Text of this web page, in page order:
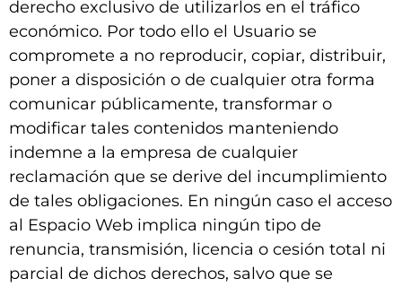
derecho exclusivo de utilizarlos en el tráfico
económico. Por todo ello el Usuario se
compromete a no reproducir, copiar, distribuir,
poner a disposición o de cualquier otra forma
comunicar públicamente, transformar o
modificar tales contenidos manteniendo
indemne a la empresa de cualquier
reclamación que se derive del incumplimiento
de tales obligaciones. En ningún caso el acceso
al Espacio Web implica ningún tipo de
renuncia, transmisión, licencia o cesión total ni
parcial de dichos derechos, salvo que se